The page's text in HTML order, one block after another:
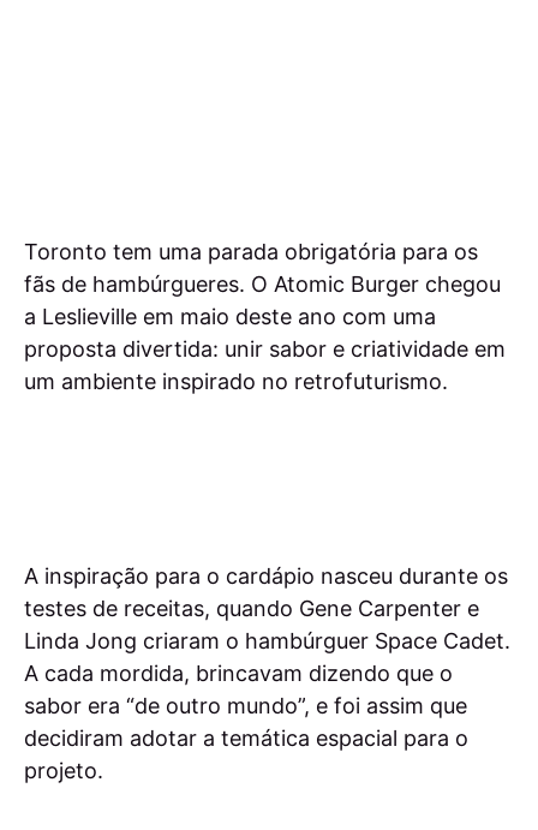
Toronto tem uma parada obrigatória para os
fãs de hambúrgueres. O Atomic Burger chegou
a Leslieville em maio deste ano com uma
proposta divertida: unir sabor e criatividade em
um ambiente inspirado no retrofuturismo.
A inspiração para o cardápio nasceu durante os
testes de receitas, quando Gene Carpenter e
Linda Jong criaram o hambúrguer Space Cadet.
A cada mordida, brincavam dizendo que o
sabor era “de outro mundo”, e foi assim que
decidiram adotar a temática espacial para o
projeto.